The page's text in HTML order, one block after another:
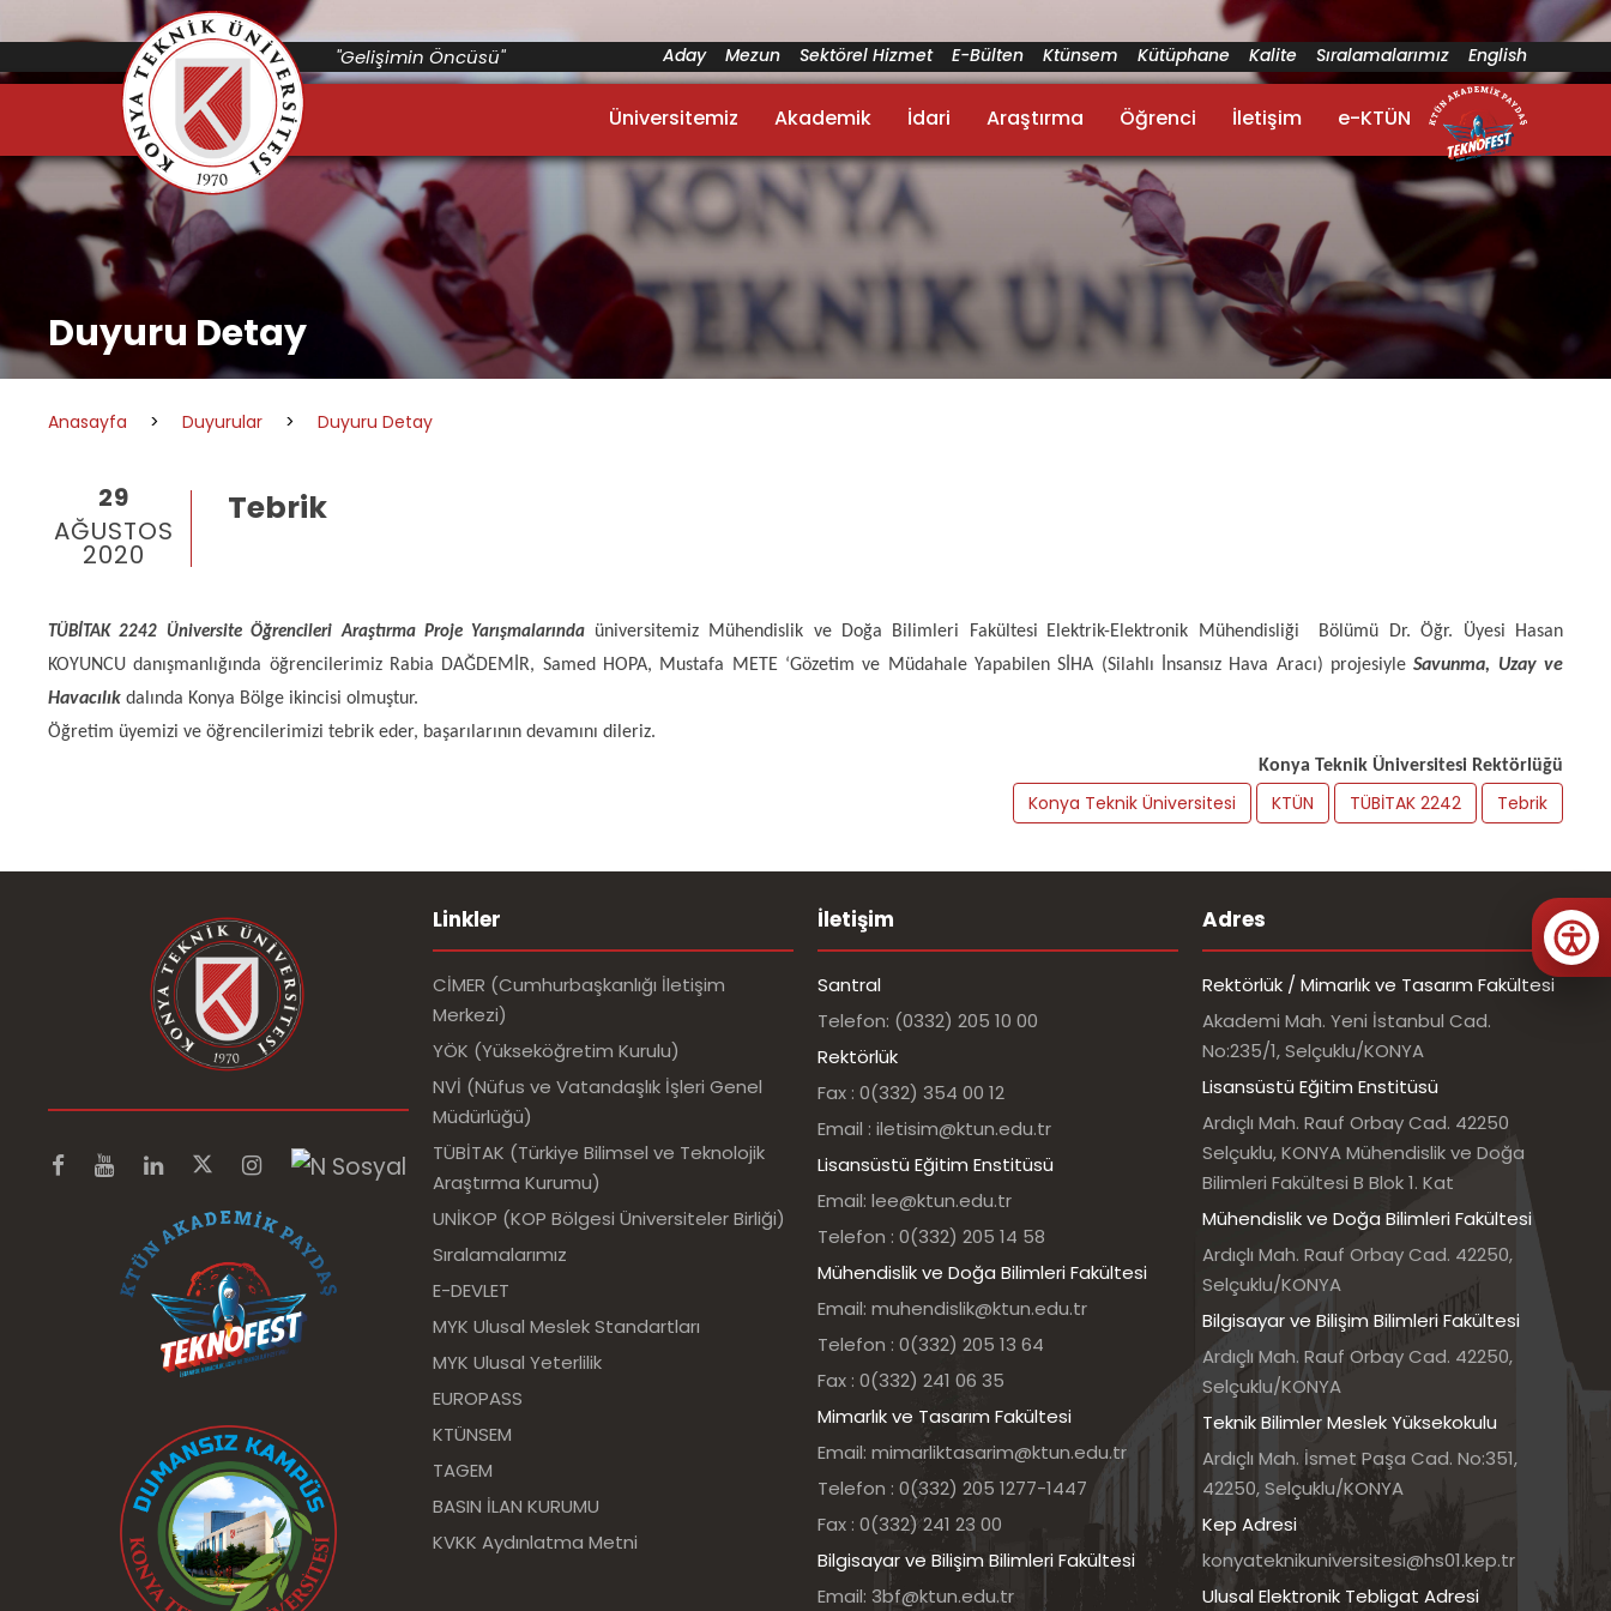
"Gelişimin Öncüsü" Aday Mezun Sektörel Hizmet E-Bülten Ktünsem Kütüphane Kalite Sıralamalarımız English
Üniversitemiz Akademik İdari Araştırma Öğrenci İletişim e-KTÜN
Duyuru Detay
Anasayfa > Duyurular > Duyuru Detay
29
AĞUSTOS
2020
Tebrik
TÜBİTAK 2242 Üniversite Öğrencileri Araştırma Proje Yarışmalarında üniversitemiz Mühendislik ve Doğa Bilimleri Fakültesi
Elektrik-Elektronik Mühendisliği Bölümü Dr. Öğr. Üyesi Hasan
KOYUNCU danışmanlığında öğrencilerimiz Rabia DAĞDEMİR, Samed HOPA, Mustafa METE ‘Gözetim ve Müdahale Yapabilen SİHA (Silahlı İnsansız Hava Aracı) projesiyle Savunma, Uzay ve
Havacılık dalında Konya Bölge ikincisi olmuştur.
Öğretim üyemizi ve öğrencilerimizi tebrik eder, başarılarının devamını dileriz.
Konya Teknik Üniversitesi Rektörlüğü
Konya Teknik Üniversitesi KTÜN TÜBİTAK 2242 Tebrik
Linkler
CİMER (Cumhurbaşkanlığı İletişim
Merkezi)
YÖK (Yükseköğretim Kurulu)
NVİ (Nüfus ve Vatandaşlık İşleri Genel
Müdürlüğü)
TÜBİTAK (Türkiye Bilimsel ve Teknolojik
Araştırma Kurumu)
UNİKOP (KOP Bölgesi Üniversiteler Birliği)
Sıralamalarımız
E-DEVLET
MYK Ulusal Meslek Standartları
MYK Ulusal Yeterlilik
EUROPASS
KTÜNSEM
TAGEM
BASIN İLAN KURUMU
KVKK Aydınlatma Metni
İletişim
Santral
Telefon: (0332) 205 10 00
Rektörlük
Fax : 0(332) 354 00 12
Email : iletisim@ktun.edu.tr
Lisansüstü Eğitim Enstitüsü
Email: lee@ktun.edu.tr
Telefon : 0(332) 205 14 58
Mühendislik ve Doğa Bilimleri Fakültesi
Email: muhendislik@ktun.edu.tr
Telefon : 0(332) 205 13 64
Fax : 0(332) 241 06 35
Mimarlık ve Tasarım Fakültesi
Email: mimarliktasarim@ktun.edu.tr
Telefon : 0(332) 205 1277-1447
Fax : 0(332) 241 23 00
Bilgisayar ve Bilişim Bilimleri Fakültesi
Email: 3bf@ktun.edu.tr
Adres
Rektörlük / Mimarlık ve Tasarım Fakültesi
Akademi Mah. Yeni İstanbul Cad.
No:235/1, Selçuklu/KONYA
Lisansüstü Eğitim Enstitüsü
Ardıçlı Mah. Rauf Orbay Cad. 42250
Selçuklu, KONYA Mühendislik ve Doğa
Bilimleri Fakültesi B Blok 1. Kat
Mühendislik ve Doğa Bilimleri Fakültesi
Ardıçlı Mah. Rauf Orbay Cad. 42250,
Selçuklu/KONYA
Bilgisayar ve Bilişim Bilimleri Fakültesi
Ardıçlı Mah. Rauf Orbay Cad. 42250,
Selçuklu/KONYA
Teknik Bilimler Meslek Yüksekokulu
Ardıçlı Mah. İsmet Paşa Cad. No:351,
42250, Selçuklu/KONYA
Kep Adresi
konyateknikuniversitesi@hs01.kep.tr
Ulusal Elektronik Tebligat Adresi